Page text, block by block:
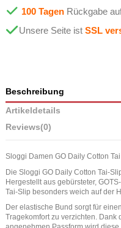
100 Tagen Rückgabe
Unsere Seite ist SSL
Beschreibung
Artikeldetails
Reviews(0)
Sloggi Damen GO Daily Cotton
Die Sloggi GO Daily Cotton Tai-
Hergestellt aus gebürsteter,
Tai-Slip besonders weich auf der
Der elastische Bund sorgt für
Tragekomfort zu verzichten.